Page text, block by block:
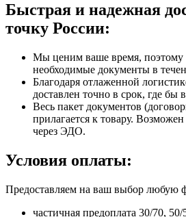
Быстрая и надежная
точку России:
Мы ценим ваше время, поэтому
необходимые документы в
Благодаря отлаженной
доставлен точно в срок, где бы
Весь пакет документов
прилагается к товару.
через ЭДО.
Условия оплаты:
Предоставляем на ваш выбор любую
частичная предоплата 30/70, 50/